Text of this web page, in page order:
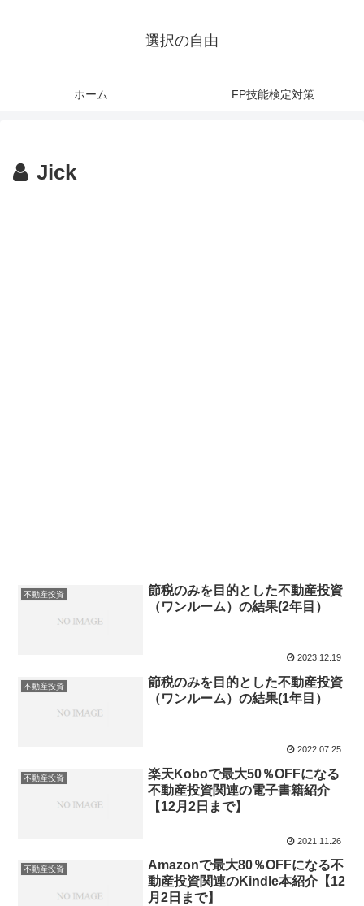
選択の自由
ホーム FP技能検定対策
Jick
不動産投資
節税のみを目的とした不動産投資
（ワンルーム）の結果(2年目）
2023.12.19
不動産投資
節税のみを目的とした不動産投資
（ワンルーム）の結果(1年目）
2022.07.25
不動産投資
楽天Koboで最大50％OFFになる
不動産投資関連の電子書籍紹介
【12月2日まで】
2021.11.26
不動産投資
Amazonで最大80％OFFになる不
動産投資関連のKindle本紹介【12
月2日まで】